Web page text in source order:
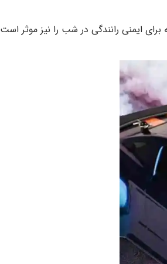
ایمنی رانندگی در شب را نیز موثر است